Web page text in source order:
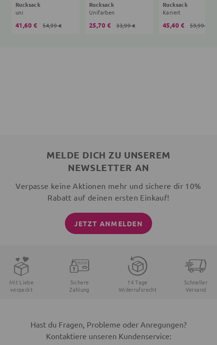
Rucksack
uni
41,60 € 54,99 €
Rucksack
Unifarben
25,70 € 33,99 €
Rucksack
Kariert
45,40 € 59,99 €
MELDE DICH ZU UNSEREM
NEWSLETTER AN
Verpasse keine Aktionen mehr und sichere dir 10%
Rabatt auf deinen ersten Einkauf!
JETZT ANMELDEN
Mit Liebe
verpackt
Sichere
Zahlung
14 Tage
Widerrufsrecht
Schneller
Versand
Hast du Fragen, Probleme oder Anregungen?
Kontaktiere unseren Kundenservice: